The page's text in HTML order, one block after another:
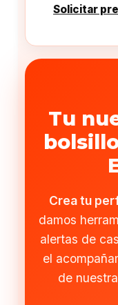
Solicitar
Tu
Crea tu
damos
alertas de
el
de